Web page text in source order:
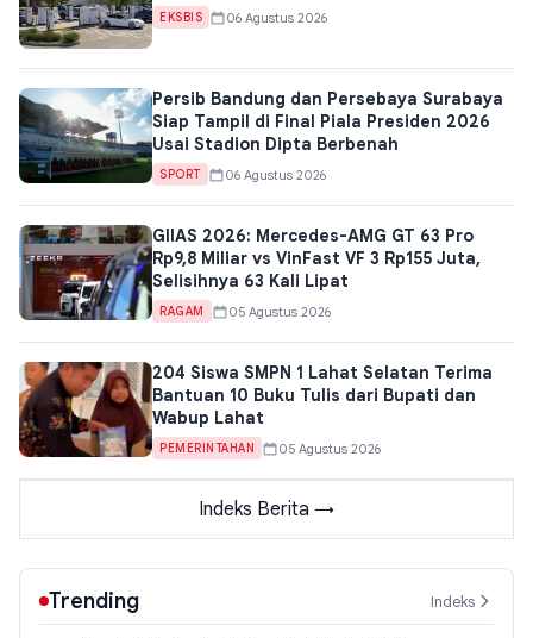
EKSBIS 06 Agustus 2026
Persib Bandung dan Persebaya Surabaya
Siap Tampil di Final Piala Presiden 2026
Usai Stadion Dipta Berbenah
SPORT 06 Agustus 2026
GIIAS 2026: Mercedes-AMG GT 63 Pro
Rp9,8 Miliar vs VinFast VF 3 Rp155 Juta,
Selisihnya 63 Kali Lipat
RAGAM 05 Agustus 2026
204 Siswa SMPN 1 Lahat Selatan Terima
Bantuan 10 Buku Tulis dari Bupati dan
Wabup Lahat
PEMERINTAHAN 05 Agustus 2026
Indeks Berita →
Trending Indeks